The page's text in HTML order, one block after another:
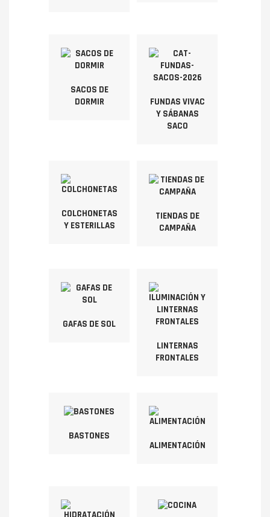
SACOS DE
DORMIR
FUNDAS VIVAC
Y SÁBANAS
SACO
COLCHONETAS
Y ESTERILLAS
TIENDAS DE
CAMPAÑA
GAFAS DE SOL
LINTERNAS
FRONTALES
BASTONES
ALIMENTACIÓN